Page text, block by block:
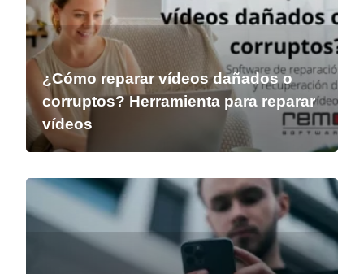
¿Cómo reparar vídeos dañados o
corruptos? Herramienta para reparar
vídeos